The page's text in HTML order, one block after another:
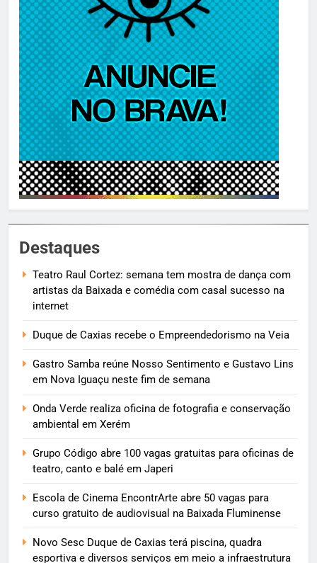
Destaques
Teatro Raul Cortez: semana tem mostra de dança com
artistas da Baixada e comédia com casal sucesso na
internet
Duque de Caxias recebe o Empreendedorismo na Veia
Gastro Samba reúne Nosso Sentimento e Gustavo Lins
em Nova Iguaçu neste fim de semana
Onda Verde realiza oficina de fotografia e conservação
ambiental em Xerém
Grupo Código abre 100 vagas gratuitas para oficinas de
teatro, canto e balé em Japeri
Escola de Cinema EncontrArte abre 50 vagas para
curso gratuito de audiovisual na Baixada Fluminense
Novo Sesc Duque de Caxias terá piscina, quadra
esportiva e diversos serviços em meio a infraestrutura